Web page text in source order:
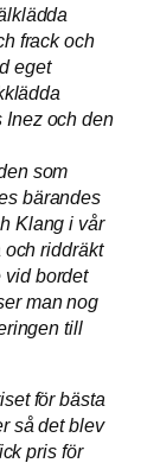
frack och
eget
Inez och den
som
bärandes
Klang i vår
och riddräkt
vid bordet
man nog
till
för bästa
så det blev
pris för